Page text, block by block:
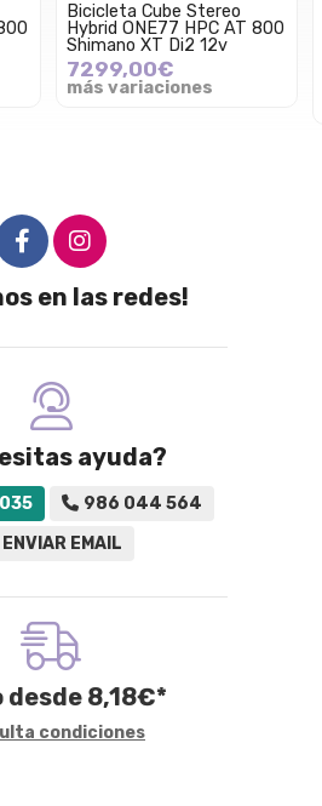
Bicicleta Cube Stereo
Hybrid ONE77 HPC AT 800
Shimano XT Di2 12v
7299,00€
más variaciones
en las redes!
ayuda?
986 044 564
ENVIAR EMAIL
desde 8,18€*
condiciones